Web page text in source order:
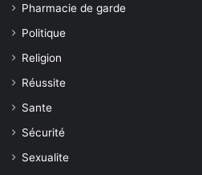
Pharmacie de garde
Politique
Religion
Réussite
Sante
Sécurité
Sexualite